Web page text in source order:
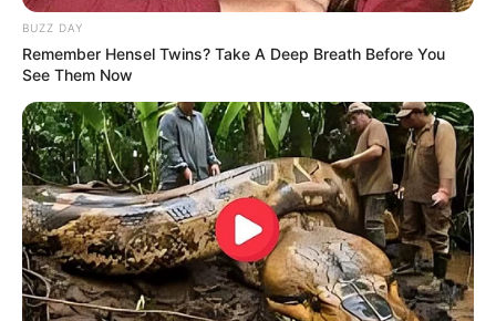
dibaca oleh orang-orang?’. Yuk kita gunakan
positivity!
Terkadang, kita mungkin terlalu fokus dengan
“jauhnya” perjalanan yang harus kita tempuh,
“susahnya” ujian yang harus kita hadapi, sehingga
kita menjadi patah semangat dan ingin menyerah.
Tapi, ketika kita memutuskan untuk memulai dan
“menikmati” prosesnya, tanpa kita sadari kita sudah
“sampai” di tempat tujuan.
Foto – foto Jerome Polin
BUZZ DAY
Remember Hensel Twins? Take A Deep Breath Before You
See Them Now